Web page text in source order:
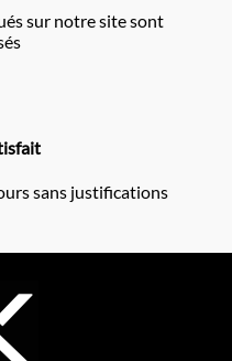
sur notre site sont
sans justifications